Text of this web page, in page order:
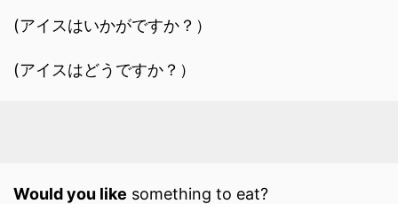
(アイスはいかがですか？）
(アイスはどうですか？）
Would you like something to eat?